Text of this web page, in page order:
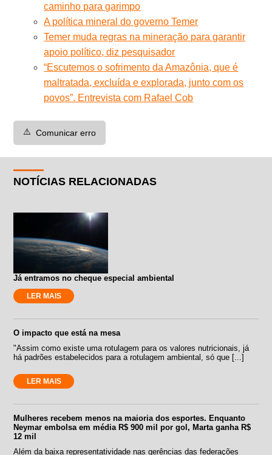
caminho para garimpo
A política mineral do governo Temer
Temer muda regras na mineração para garantir
apoio político, diz pesquisador
“Escutemos o sofrimento da Amazônia, que é
maltratada, excluída e explorada, junto com os
povos”. Entrevista com Rafael Cob
⚠️ Comunicar erro
NOTÍCIAS RELACIONADAS
Já entramos no cheque especial ambiental
LER MAIS
O impacto que está na mesa
"Assim como existe uma rotulagem para os valores nutricionais, já
há padrões estabelecidos para a rotulagem ambiental, só que [...]
LER MAIS
Mulheres recebem menos na maioria dos esportes. Enquanto
Neymar embolsa em média R$ 900 mil por gol, Marta ganha R$
12 mil
Além da baixa representatividade nas gerências das federações